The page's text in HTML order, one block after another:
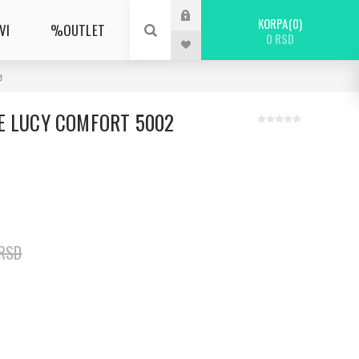
%OUTLET KORPA 0
0 RSD
LUCY COMFORT 5002